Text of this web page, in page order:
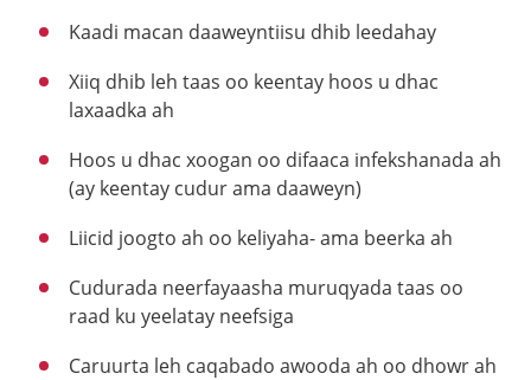
Kaadi macan daaweyntiisu dhib leedahay
Xiiq dhib leh taas oo keentay hoos u dhac
laxaadka ah
Hoos u dhac xoogan oo difaaca infekshanada ah
(ay keentay cudur ama daaweyn)
Liicid joogto ah oo keliyaha- ama beerka ah
Cudurada neerfayaasha muruqyada taas oo
raad ku yeelatay neefsiga
Caruurta leh caqabado awooda ah oo dhowr ah